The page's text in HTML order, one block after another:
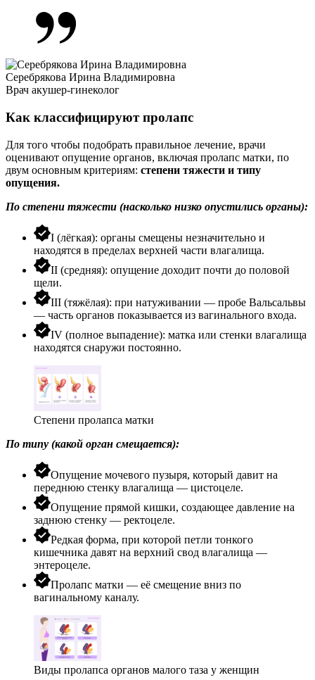
Серебрякова Ирина Владимировна
Врач акушер-гинеколог
Как классифицируют пролапс
Для того чтобы подобрать правильное лечение, врачи
оценивают опущение органов, включая пролапс матки, по
двум основным критериям: степени тяжести и типу
опущения.
По степени тяжести (насколько низко опустились органы):
I (лёгкая): органы смещены незначительно и
находятся в пределах верхней части влагалища.
II (средняя): опущение доходит почти до половой
щели.
III (тяжёлая): при натуживании — пробе Вальсальвы
— часть органов показывается из вагинального входа.
IV (полное выпадение): матка или стенки влагалища
находятся снаружи постоянно.
Степени пролапса матки
По типу (какой орган смещается):
Опущение мочевого пузыря, который давит на
переднюю стенку влагалища — цистоцеле.
Опущение прямой кишки, создающее давление на
заднюю стенку — ректоцеле.
Редкая форма, при которой петли тонкого
кишечника давят на верхний свод влагалища —
энтероцеле.
Пролапс матки — её смещение вниз по
вагинальному каналу.
Виды пролапса органов малого таза у женщин